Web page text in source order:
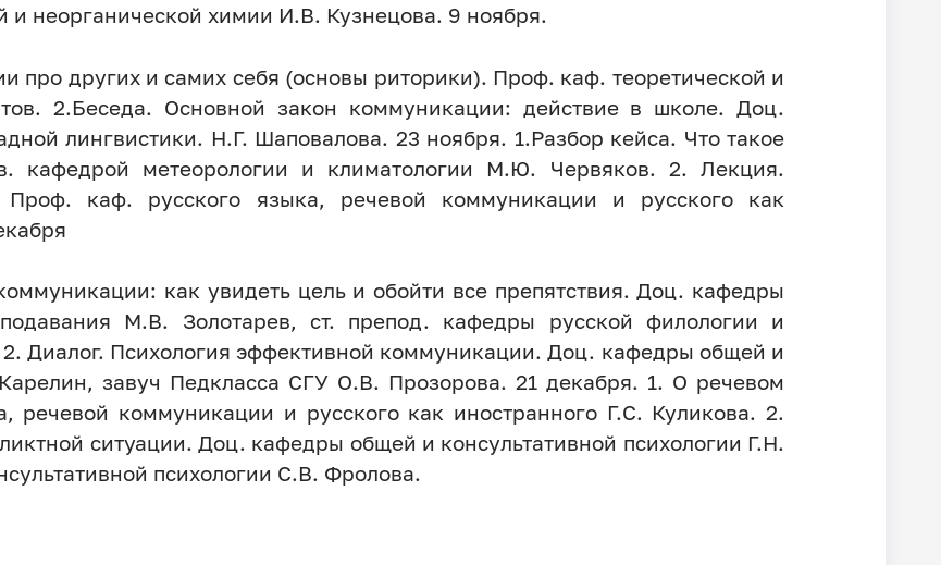
неорганической химии И.В. Кузнецова. 9 ноября.
про других и самих себя (основы риторики). Проф. каф. теоретической и
2.Беседа. Основной закон коммуникации: действие в школе. Доц.
лингвистики. Н.Г. Шаповалова. 23 ноября. 1.Разбор кейса. Что такое
кафедрой метеорологии и климатологии М.Ю. Червяков. 2. Лекция.
каф. русского языка, речевой коммуникации и русского как
как увидеть цель и обойти все препятствия. Доц. кафедры
М.В. Золотарев, ст. препод. кафедры русской филологии и
Диалог. Психология эффективной коммуникации. Доц. кафедры общей и
завуч Педкласса СГУ О.В. Прозорова. 21 декабря. 1. О речевом
речевой коммуникации и русского как иностранного Г.С. Куликова. 2.
ситуации. Доц. кафедры общей и консультативной психологии Г.Н.
психологии С.В. Фролова.